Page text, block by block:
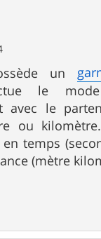
un
le mode
avec le
ou
temps
(mètre